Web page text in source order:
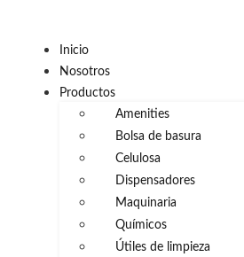
Inicio
Nosotros
Productos
Amenities
Bolsa de basura
Celulosa
Dispensadores
Maquinaria
Químicos
Útiles de limpieza